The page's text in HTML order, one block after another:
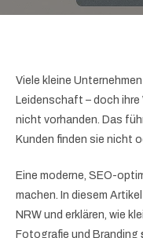
Viele kleine
Leidenschaft – doch ihre
nicht vorhanden. Das
Kunden finden sie nicht
Eine moderne, SEO-
machen. In diesem
NRW und erklären, wie
Fotografie und Branding